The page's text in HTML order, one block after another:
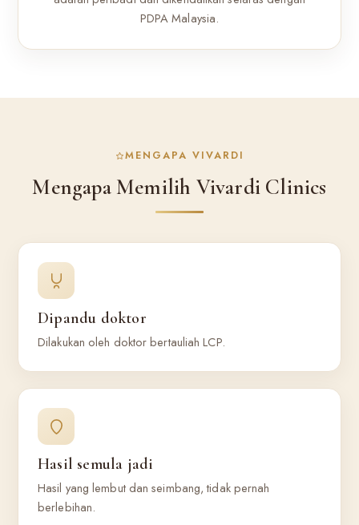
PDPA Malaysia.
MENGAPA VIVARDI
Mengapa Memilih Vivardi Clinics
Dipandu doktor
Dilakukan oleh doktor bertauliah LCP.
Hasil semula jadi
Hasil yang lembut dan seimbang, tidak pernah
berlebihan.